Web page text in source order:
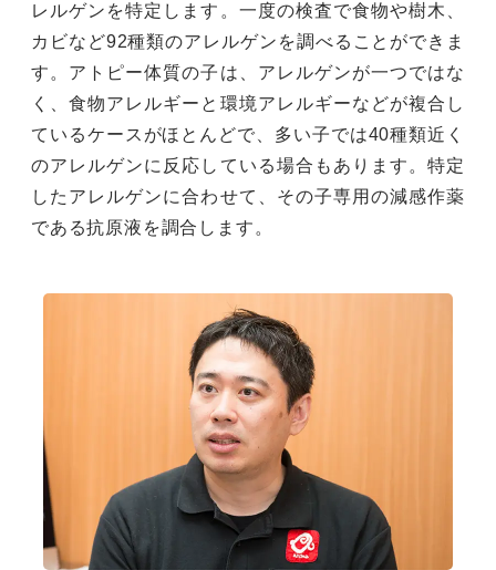
レルゲンを特定します。一度の検査で食物や樹木、
カビなど92種類のアレルゲンを調べることができま
す。アトピー体質の子は、アレルゲンが一つではな
く、食物アレルギーと環境アレルギーなどが複合し
ているケースがほとんどで、多い子では40種類近く
のアレルゲンに反応している場合もあります。特定
したアレルゲンに合わせて、その子専用の減感作薬
である抗原液を調合します。